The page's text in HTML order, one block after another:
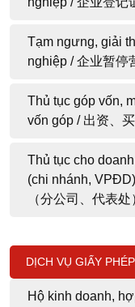
Tạm ngưng, giải
nghiệp / 企业暂停
Thủ tục góp vốn,
vốn góp / 出资、
Thủ tục cho
(chi nhánh,
（分公司、代表处
DỊCH VỤ GIẤY
Hộ kinh doanh,